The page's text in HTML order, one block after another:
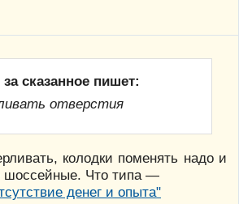
сказанное пишет:
отверстия
колодки поменять надо и
шоссейные. Что типа —